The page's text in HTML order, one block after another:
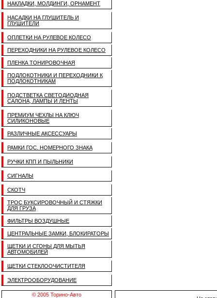
НАКЛАДКИ, МОЛДИНГИ, ОРНАМЕНТ
НАСАДКИ НА ГЛУШИТЕЛЬ И
ГЛУШИТЕЛИ
ОПЛЕТКИ НА РУЛЕВОЕ КОЛЕСО
ПЕРЕХОДНИКИ НА РУЛЕВОЕ КОЛЕСО
ПЛЕНКА ТОНИРОВОЧНАЯ
ПОДЛОКОТНИКИ И ПЕРЕХОДНИКИ К
ПОДЛОКОТНИКАМ
ПОДСТВЕТКА СВЕТОДИОДНАЯ
САЛОНА, ЛАМПЫ И ЛЕНТЫ
ПРЕМИУМ ЧЕХЛЫ НА КЛЮЧ
СИЛИКОНОВЫЕ
РАЗЛИЧНЫЕ АКСЕССУАРЫ
РАМКИ ГОС. НОМЕРНОГО ЗНАКА
РУЧКИ КПП И ПЫЛЬНИКИ
СИГНАЛЫ
СКОТЧ
ТРОС БУКСИРОВОЧНЫЙ И СТЯЖКИ
ДЛЯ ГРУЗА
ФИЛЬТРЫ ВОЗДУШНЫЕ
ЦЕНТРАЛЬНЫЕ ЗАМКИ, БЛОКИРАТОРЫ
ЩЕТКИ И СГОНЫ ДЛЯ МЫТЬЯ
АВТОМОБИЛЕЙ
ЩЕТКИ СТЕКЛООЧИСТИТЕЛЯ
ЭЛЕКТРООБОРУДОВАНИЕ
© 2005 Торино-Авто